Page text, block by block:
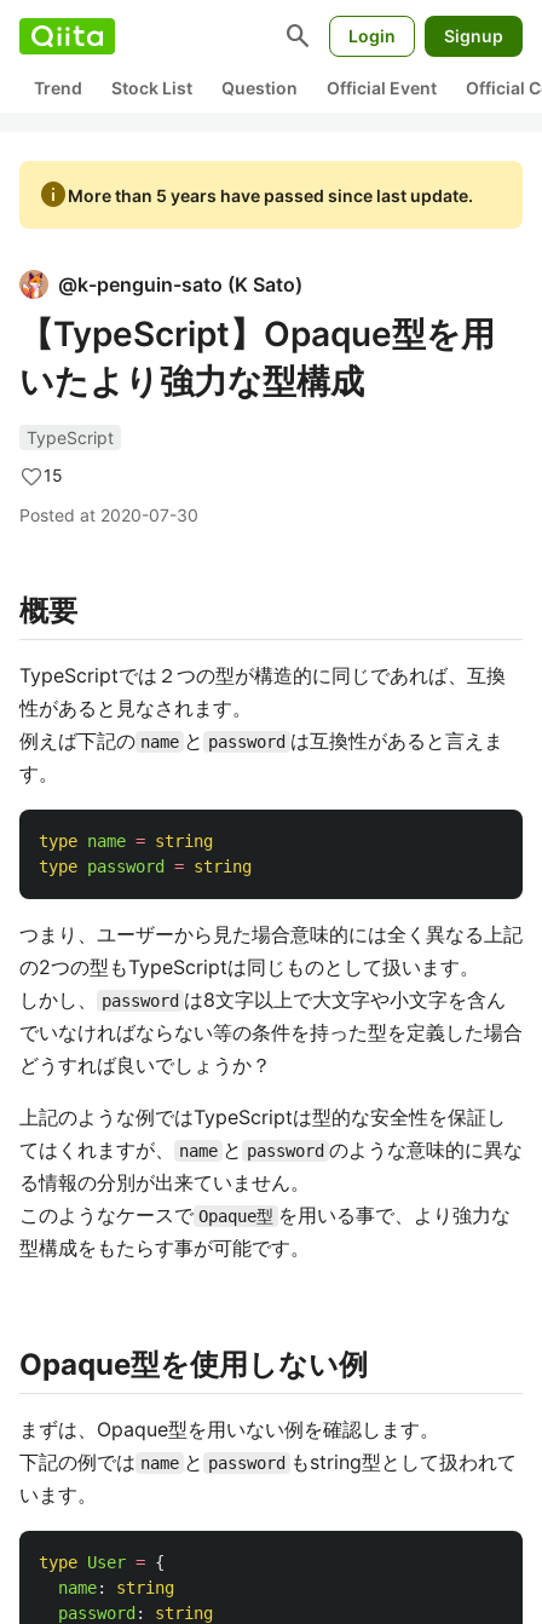
search Login Signup
Trend Stock List Question Official Event Official
infoMore than 5 years have passed since last update.
@k-penguin-sato (K Sato)
【TypeScript】Opaque型を用
いたより強力な型構成
TypeScript
15
Posted at 2020-07-30
概要
TypeScriptでは２つの型が構造的に同じであれば、互換
性があると見なされます。
例えば下記の name と password は互換性があると言えま
す。
type name = string
type password = string
つまり、ユーザーから見た場合意味的には全く異なる上記
の2つの型もTypeScriptは同じものとして扱います。
しかし、
password は8文字以上で大文字や小文字を含ん
でいなければならない等の条件を持った型を定義した場合
どうすれば良いでしょうか？
上記のような例ではTypeScriptは型的な安全性を保証し
てはくれますが、
name と password のような意味的に異な
る情報の分別が出来ていません。
このようなケースで Opaque型 を用いる事で、より強力な
型構成をもたらす事が可能です。
Opaque型を使用しない例
まずは、Opaque型を用いない例を確認します。
下記の例では name と password もstring型として扱われて
います。
type User = {
name:
string
password :
string